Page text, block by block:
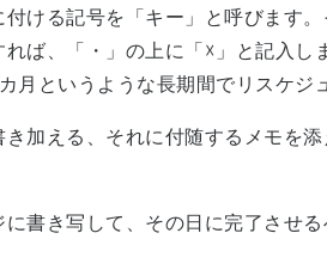
ける記号を「キー」と呼びます
ば、「・」の上に「☓」と記入
というような長期間でリスケジ
加える、それに付随するメモを
書き写して、その日に完了させ